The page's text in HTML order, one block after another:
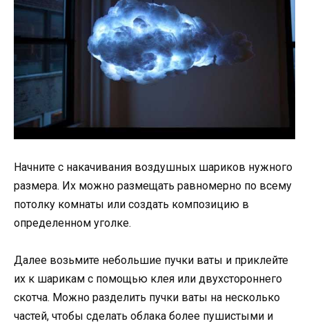
Начните с накачивания воздушных шариков нужного
размера. Их можно размещать равномерно по всему
потолку комнаты или создать композицию в
определенном уголке.
Далее возьмите небольшие пучки ваты и приклейте
их к шарикам с помощью клея или двухстороннего
скотча. Можно разделить пучки ваты на несколько
частей, чтобы сделать облака более пушистыми и